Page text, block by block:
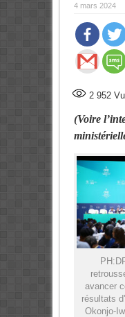
4 mars 2024
2 952
(Voire
avancer
résultats
Okonjo-